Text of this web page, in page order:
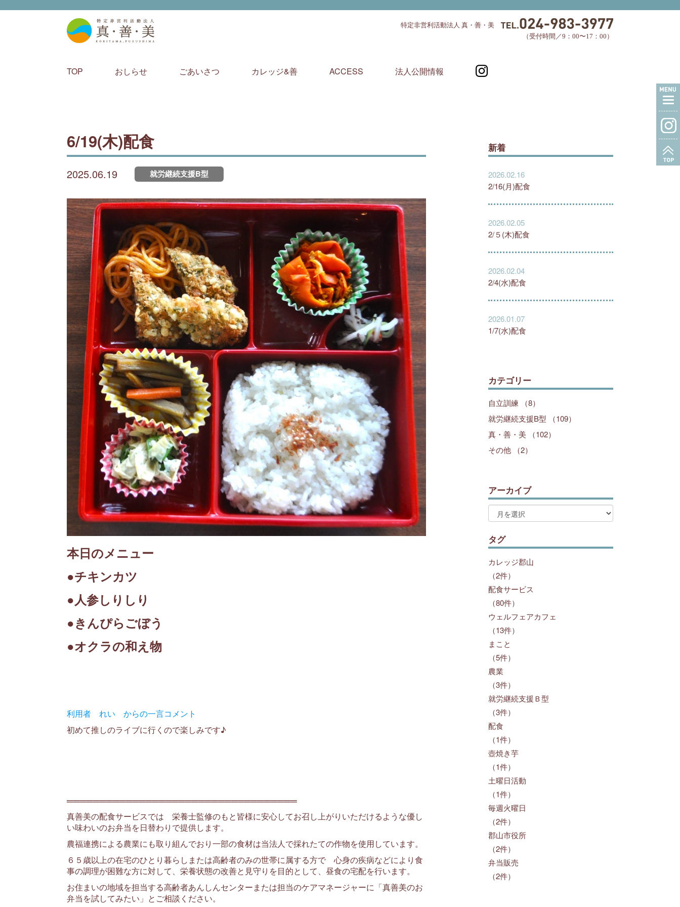
特定非営利活動法人 真・善・美
（受付時間／9：00〜17：00）
TOP おしらせ ごあいさつ カレッジ&善 ACCESS
法人公開情報
6/19(木)配食
2025.06.19 就労継続支援B型
本日のメニュー
●チキンカツ
●人参しりしり
●きんぴらごぼう
●オクラの和え物
利用者 れい からの一言コメント
初めて推しのライブに行くので楽しみです♪
═══════════════════════════════════
真善美の配食サービスでは 栄養士監修のもと皆様に安心してお召し上がりいただけるような優し
い味わいのお弁当を日替わりで提供します。
農福連携による農業にも取り組んでおり一部の食材は当法人で採れたての作物を使用しています。
６５歳以上の在宅のひとり暮らしまたは高齢者のみの世帯に属する方で 心身の疾病などにより食
事の調理が困難な方に対して、栄養状態の改善と見守りを目的として、昼食の宅配を行います。
お住まいの地域を担当する高齢者あんしんセンターまたは担当のケアマネージャーに「真善美のお
弁当を試してみたい」とご相談ください。
新着
2026.02.16
2/16(月)配食
2026.02.05
2/５(木)配食
2026.02.04
2/4(水)配食
2026.01.07
1/7(水)配食
カテゴリー
自立訓練 （8）
就労継続支援B型 （109）
真・善・美 （102）
その他 （2）
アーカイブ
タグ
カレッジ郡山
（2件）
配食サービス
（80件）
ウェルフェアカフェ
（13件）
まこと
（5件）
農業
（3件）
就労継続支援Ｂ型
（3件）
配食
（1件）
壺焼き芋
（1件）
土曜日活動
（1件）
毎週火曜日
（2件）
郡山市役所
（2件）
弁当販売
（2件）